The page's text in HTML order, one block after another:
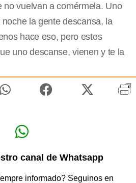
no vuelvan a comérmela. Uno
la gente descansa, la
hace eso, pero estos
uno descanse, vienen y te la
canal de Whatsapp
informado? Seguinos en